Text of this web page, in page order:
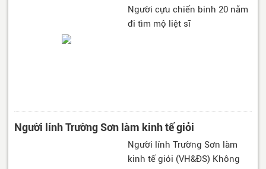
Người cựu chiến binh 20 năm
đi tìm mộ liệt sĩ
Người lính Trường Sơn làm kinh tế giỏi
Người lính Trường Sơn làm
kinh tế giỏi (VH&ĐS) Không